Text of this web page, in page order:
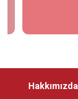
Hakkımızda